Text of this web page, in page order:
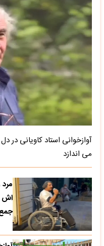
آوازخوانی استاد کاویانی
می اندازد
اش